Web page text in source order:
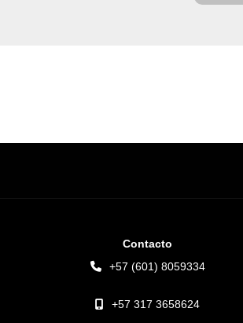
Contacto
+57 (601) 8059334
+57 317 3658624